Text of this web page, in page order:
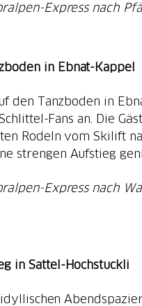
Express nach
in Ebnat-Kappel
den Tanzboden in
Fans an. Die
Rodeln vom Skilift
strengen Aufstieg
Express nach
in Sattel-Hochstuckli